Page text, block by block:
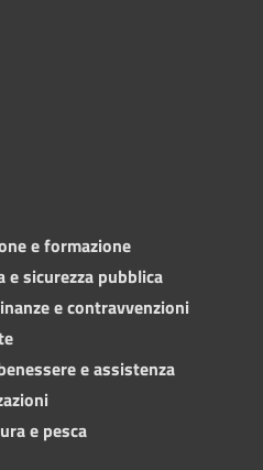
e formazione
e sicurezza pubblica
e contravvenzioni
e assistenza
e pesca